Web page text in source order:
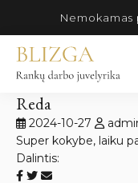
turinio
Nemokamas
Reda
2024-10-27
Super kokybe, laiku
Dalintis: